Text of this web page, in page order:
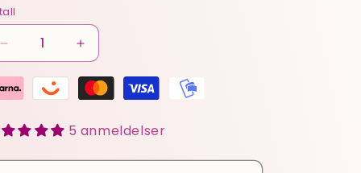
antallet
for
Magnesium
kapser
Øk
antallet
for
Magnesium
kapser
5 anmeldelser